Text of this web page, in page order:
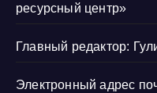
ресурсный центр»
Главный редактор:
Электронный адрес